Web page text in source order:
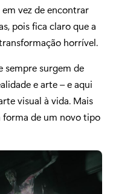
em vez de encontrar
pois fica claro que a
horrível.
sempre surgem de
e arte – e aqui
visual à vida. Mais
forma de um novo tipo